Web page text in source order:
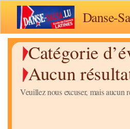
Danse-
Catégorie
Aucun
Veuillez nous excuser, mais aucun